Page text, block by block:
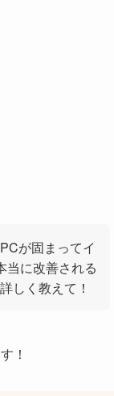
が固まってイ
当に改善される
しく教えて！
！